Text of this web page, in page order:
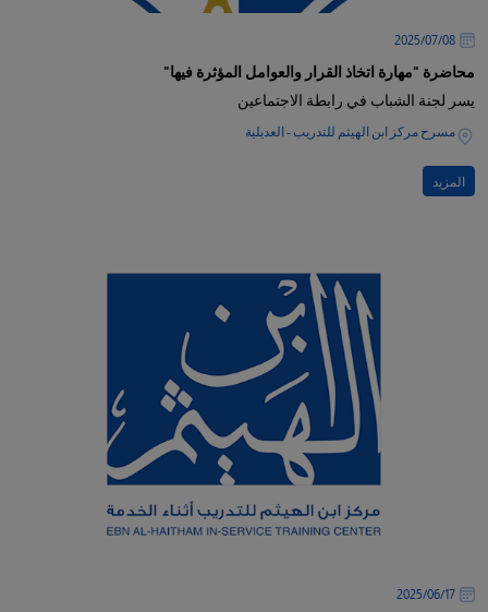
08‏/07‏/2025
محاضرة "مهارة اتخاذ القرار والعوامل المؤثرة فيها"
يسر لجنة الشباب في رابطة الاجتماعين
مسرح مركز ابن الهيثم للتدريب - العديلية
المزيد
17‏/06‏/2025